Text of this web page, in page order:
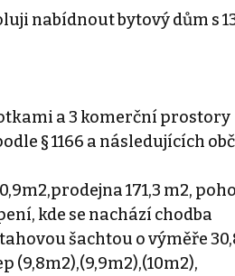
nabídnout bytový dům s
a 3 komerční prostory
§ 1166 a následujících
171,3 m2,
kde se nachází chodba
šachtou o výměře
(9,8m2),(9,9m2),(10m2),